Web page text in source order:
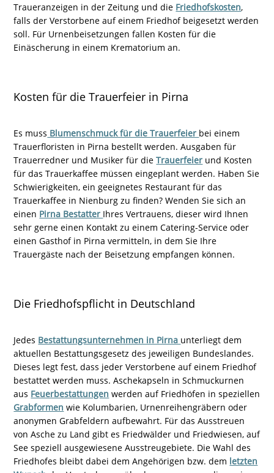
Traueranzeigen in der Zeitung und die Friedhofskosten,
falls der Verstorbene auf einem Friedhof beigesetzt werden
soll. Für Urnenbeisetzungen fallen Kosten für die
Einäscherung in einem Krematorium an.
Kosten für die Trauerfeier in Pirna
Es muss Blumenschmuck für die Trauerfeier bei einem
Trauerfloristen in Pirna bestellt werden. Ausgaben für
Trauerredner und Musiker für dieTrauerfeier und Kosten
für das Trauerkaffee müssen eingeplant werden. Haben Sie
Schwierigkeiten, ein geeignetes Restaurant für das
Trauerkaffee in Nienburg zu finden? Wenden Sie sich an
einen Pirna Bestatter Ihres Vertrauens, dieser wird Ihnen
sehr gerne einen Kontakt zu einem Catering-Service oder
einen Gasthof in Pirna vermitteln, in dem Sie Ihre
Trauergäste nach der Beisetzung empfangen können.
Die Friedhofspflicht in Deutschland
Jedes Bestattungsunternehmen in Pirna unterliegt dem
aktuellen Bestattungsgesetz des jeweiligen Bundeslandes.
Dieses legt fest, dass jeder Verstorbene auf einem Friedhof
bestattet werden muss. Aschekapseln in Schmuckurnen
aus Feuerbestattungen werden auf Friedhöfen in speziellen
Grabformen wie Kolumbarien, Urnenreihengräbern oder
anonymen Grabfeldern aufbewahrt. Für das Ausstreuen
von Asche zu Land gibt es Friedwälder und Friedwiesen, auf
See speziell ausgewiesene Ausstreugebiete. Die Wahl des
Friedhofes bleibt dabei dem Angehörigen bzw. dem letzten